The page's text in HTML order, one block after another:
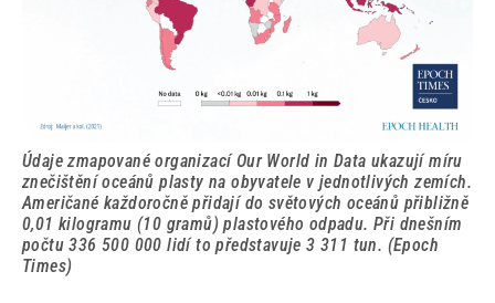
Údaje zmapované organizací Our World in Data ukazují míru
znečištění oceánů plasty na obyvatele v jednotlivých zemích.
Američané každoročně přidají do světových oceánů přibližně
0,01 kilogramu (10 gramů) plastového odpadu. Při dnešním
počtu 336 500 000 lidí to představuje 3 311 tun. (Epoch
Times)